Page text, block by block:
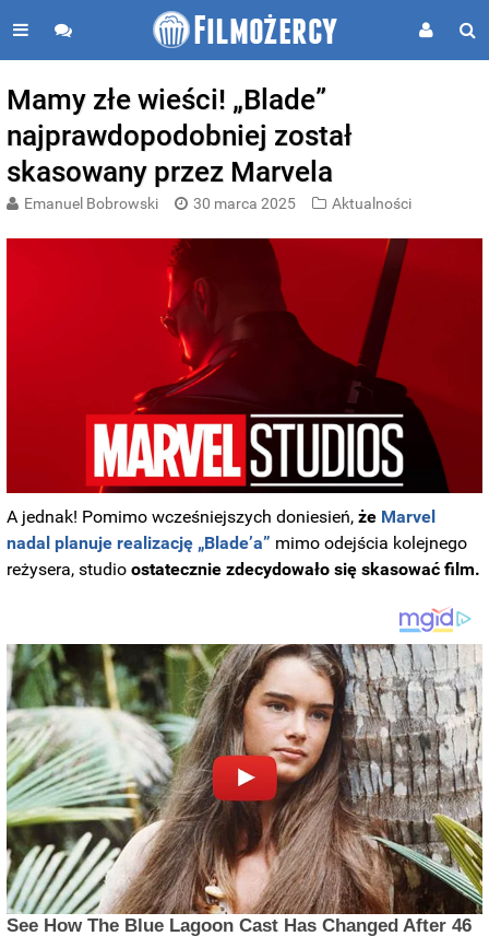
Mamy złe wieści! „Blade”
najprawdopodobniej został
skasowany przez Marvela
Emanuel Bobrowski 30 marca 2025 Aktualności
A jednak! Pomimo wcześniejszych doniesień,że Marvel
nadal planuje realizację „Blade’a” mimo odejścia kolejnego
reżysera, studioostatecznie zdecydowało się skasować film.